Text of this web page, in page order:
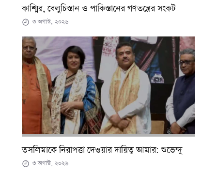
কাশ্মির, বেলুচিস্তান ও পাকিস্তানের গণতন্ত্রের সংকট
৩ অগাস্ট, ২০২৬
তসলিমাকে নিরাপত্তা দেওয়ার দায়িত্ব আমার: শুভেন্দু
৩ অগাস্ট, ২০২৬